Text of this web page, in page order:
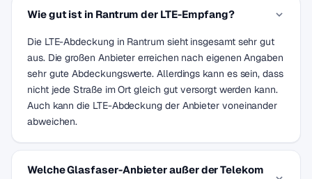
Wie gut ist in Rantrum der LTE-Empfang?
Die LTE-Abdeckung in Rantrum sieht insgesamt sehr gut
aus. Die großen Anbieter erreichen nach eigenen Angaben
sehr gute Abdeckungswerte. Allerdings kann es sein, dass
nicht jede Straße im Ort gleich gut versorgt werden kann.
Auch kann die LTE-Abdeckung der Anbieter voneinander
abweichen.
Welche Glasfaser-Anbieter außer der Telekom